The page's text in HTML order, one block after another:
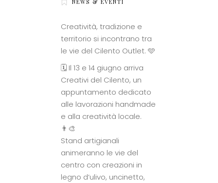
NEWS & EVENTI
Creatività, tradizione e
territorio si incontrano tra
le vie del Cilento Outlet. 🩵
🗓️ Il 13 e 14 giugno arriva
Creativi del Cilento, un
appuntamento dedicato
alle lavorazioni handmade
e alla creatività locale.
👨‍🎨
Stand artigianali
animeranno le vie del
centro con creazioni in
legno d’ulivo, uncinetto,